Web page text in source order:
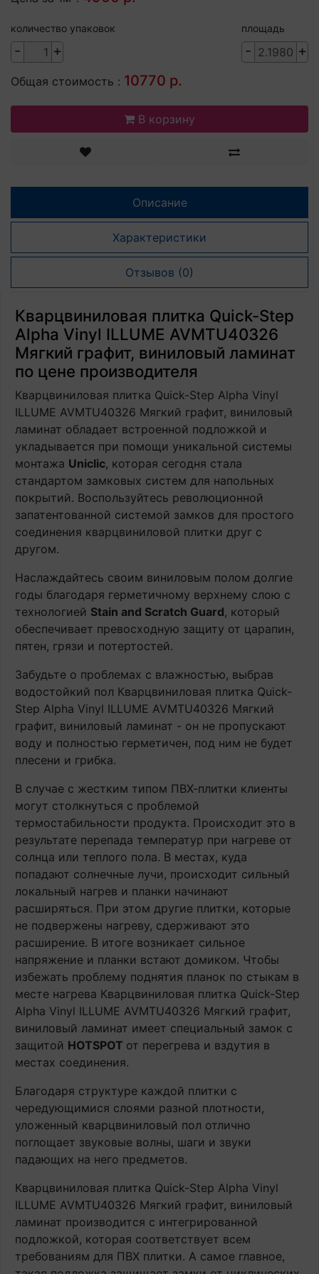
количество упаковок
- +
площадь
- +
Общая стоимость : 10770 р.
В корзину
Описание
Характеристики
Отзывов (0)
Кварцвиниловая плитка Quick-Step
Alpha Vinyl ILLUME AVMTU40326
Мягкий графит, виниловый ламинат
по цене производителя
Кварцвиниловая плитка Quick-Step Alpha Vinyl
ILLUME AVMTU40326 Мягкий графит, виниловый
ламинат обладает встроенной подложкой и
укладывается при помощи уникальной системы
монтажа Uniclic, которая сегодня стала
стандартом замковых систем для напольных
покрытий. Воспользуйтесь революционной
запатентованной системой замков для простого
соединения кварцвиниловой плитки друг с
другом.
Наслаждайтесь своим виниловым полом долгие
годы благодаря герметичному верхнему слою с
технологией Stain and Scratch Guard, который
обеспечивает превосходную защиту от царапин,
пятен, грязи и потертостей.
Забудьте о проблемах с влажностью, выбрав
водостойкий пол Кварцвиниловая плитка Quick-
Step Alpha Vinyl ILLUME AVMTU40326 Мягкий
графит, виниловый ламинат - он не пропускают
воду и полностью герметичен, под ним не будет
плесени и грибка.
В случае с жестким типом ПВХ-плитки клиенты
могут столкнуться с проблемой
термостабильности продукта. Происходит это в
результате перепада температур при нагреве от
солнца или теплого пола. В местах, куда
попадают солнечные лучи, происходит сильный
локальный нагрев и планки начинают
расширяться. При этом другие плитки, которые
не подвержены нагреву, сдерживают это
расширение. В итоге возникает сильное
напряжение и планки встают домиком. Чтобы
избежать проблему поднятия планок по стыкам в
месте нагрева Кварцвиниловая плитка Quick-Step
Alpha Vinyl ILLUME AVMTU40326 Мягкий графит,
виниловый ламинат имеет специальный замок с
защитой HOTSPOT от перегрева и вздутия в
местах соединения.
Благодаря структуре каждой плитки с
чередующимися слоями разной плотности,
уложенный кварцвиниловый пол отлично
поглощает звуковые волны, шаги и звуки
падающих на него предметов.
Кварцвиниловая плитка Quick-Step Alpha Vinyl
ILLUME AVMTU40326 Мягкий графит, виниловый
ламинат производится с интегрированной
подложкой, которая соответствует всем
требованиям для ПВХ плитки. А самое главное,